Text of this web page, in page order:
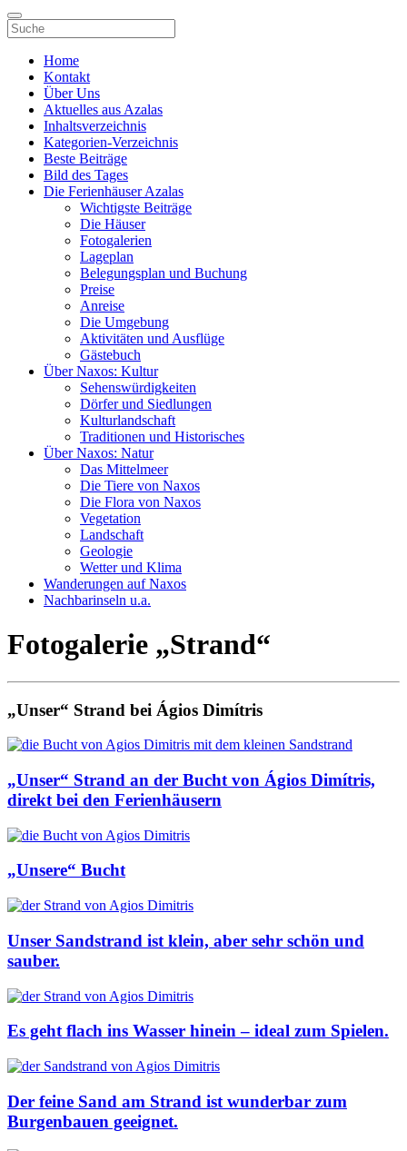
Home
Kontakt
Über Uns
Aktuelles aus Azalas
Inhaltsverzeichnis
Kategorien-Verzeichnis
Beste Beiträge
Bild des Tages
Die Ferienhäuser Azalas
Wichtigste Beiträge
Die Häuser
Fotogalerien
Lageplan
Belegungsplan und Buchung
Preise
Anreise
Die Umgebung
Aktivitäten und Ausflüge
Gästebuch
Über Naxos: Kultur
Sehenswürdigkeiten
Dörfer und Siedlungen
Kulturlandschaft
Traditionen und Historisches
Über Naxos: Natur
Das Mittelmeer
Die Tiere von Naxos
Die Flora von Naxos
Vegetation
Landschaft
Geologie
Wetter und Klima
Wanderungen auf Naxos
Nachbarinseln u.a.
Fotogalerie „Strand“
„Unser“ Strand bei Ágios Dimítris
„Unser“ Strand an der Bucht von Ágios Dimítris,
direkt bei den Ferienhäusern
„Unsere“ Bucht
Unser Sandstrand ist klein, aber sehr schön und
sauber.
Es geht flach ins Wasser hinein – ideal zum Spielen.
Der feine Sand am Strand ist wunderbar zum
Burgenbauen geeignet.